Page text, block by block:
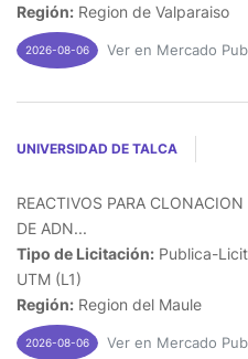
Región: Region de Valparaiso
2026-08-06 Ver en Mercado
UNIVERSIDAD DE TALCA
REACTIVOS PARA
DE ADN...
Tipo de Licitación: Publica-
UTM (L1)
Región: Region del Maule
2026-08-06 Ver en Mercado